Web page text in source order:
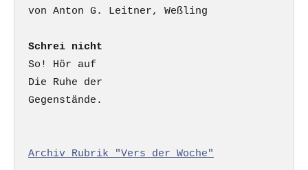
Schrei nicht
So! Hör auf
Die Ruhe der
Gegenstände.
Archiv Rubrik "Vers der Woche"